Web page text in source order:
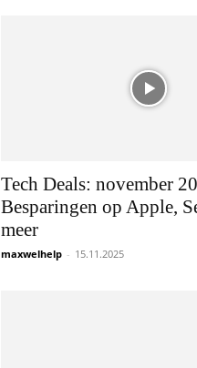
Tech Deals: november
Besparingen op Apple,
meer
maxwelhelp - 15.11.2025